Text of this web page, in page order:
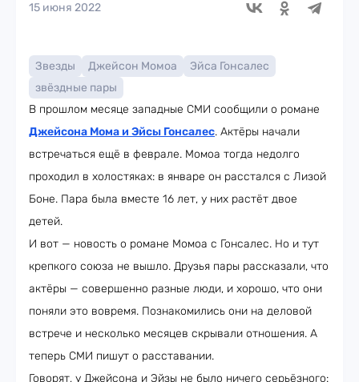
15 июня 2022
Звезды Джейсон Момоа
Эйса Гонсалес
звёздные пары
В прошлом месяце западные СМИ сообщили о романе
Джейсона Мома и Эйсы Гонсалес. Актёры начали
встречаться ещё в феврале. Момоа тогда недолго
проходил в холостяках: в январе он расстался с Лизой
Боне. Пара была вместе 16 лет, у них растёт двое
детей.
И вот — новость о романе Момоа с Гонсалес. Но и тут
крепкого союза не вышло. Друзья пары рассказали, что
актёры — совершенно разные люди, и хорошо, что они
поняли это вовремя. Познакомились они на деловой
встрече и несколько месяцев скрывали отношения. А
теперь СМИ пишут о расставании.
Говорят, у Джейсона и Эйзы не было ничего серьёзного: